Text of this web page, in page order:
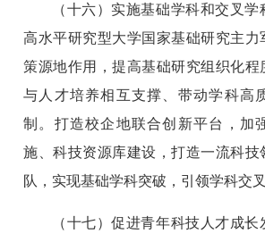
（十六）实施基础学科和交叉
高水平研究型大学国家基础研究主力
策源地作用，提高基础研究组织化程
与人才培养相互支撑、带动学科高
制。打造校企地联合创新平台，加
施、科技资源库建设，打造一流科技
队，实现基础学科突破，引领学科交
（十七）促进青年科技人才成